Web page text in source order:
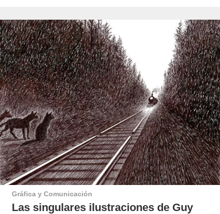
Gráfica y Comunicación
Las singulares ilustraciones de Guy